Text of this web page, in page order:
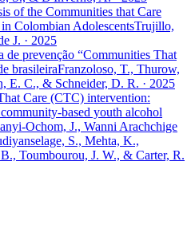
of the Communities that Care
Colombian AdolescentsTrujillo,
J. · 2025
de prevenção “Communities That
brasileiraFranzoloso, T., Thurow,
E. C., & Schneider, D. R. · 2025
Care (CTC) intervention:
based youth alcohol
Ochom, J., Wanni Arachchige
S., Mehta, K.,
Toumbourou, J. W., & Carter, R.